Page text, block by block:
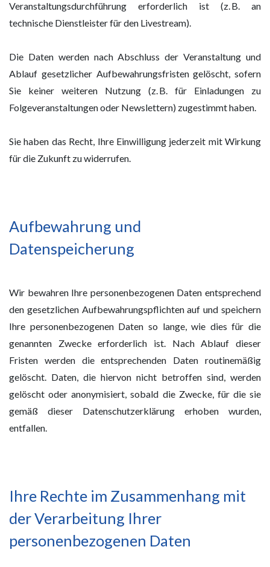
Veranstaltungsdurchführung erforderlich ist (z. B. an
technische Dienstleister für den Livestream).
Die Daten werden nach Abschluss der Veranstaltung und
Ablauf gesetzlicher Aufbewahrungsfristen gelöscht, sofern
Sie keiner weiteren Nutzung (z. B. für Einladungen zu
Folgeveranstaltungen oder Newslettern) zugestimmt haben.
Sie haben das Recht, Ihre Einwilligung jederzeit mit Wirkung
für die Zukunft zu widerrufen.
Aufbewahrung und
Datenspeicherung
Wir bewahren Ihre personenbezogenen Daten entsprechend
den gesetzlichen Aufbewahrungspflichten auf und speichern
Ihre personenbezogenen Daten so lange, wie dies für die
genannten Zwecke erforderlich ist. Nach Ablauf dieser
Fristen werden die entsprechenden Daten routinemäßig
gelöscht. Daten, die hiervon nicht betroffen sind, werden
gelöscht oder anonymisiert, sobald die Zwecke, für die sie
gemäß dieser Datenschutzerklärung erhoben wurden,
entfallen.
Ihre Rechte im Zusammenhang mit
der Verarbeitung Ihrer
personenbezogenen Daten